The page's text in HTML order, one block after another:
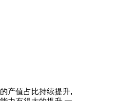
产值占比持续提升,